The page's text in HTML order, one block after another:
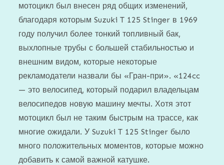
мотоцикл был внесен ряд общих изменений,
благодаря которым Suzuki T 125 Stinger в 1969
году получил более тонкий топливный бак,
выхлопные трубы с большей стабильностью и
внешним видом, которые некоторые
рекламодатели назвали бы «Гран-при». «124cc
— это велосипед, который подарил владельцам
велосипедов новую машину мечты. Хотя этот
мотоцикл был не таким быстрым на трассе, как
многие ожидали. У Suzuki T 125 Stinger было
много положительных моментов, которые можно
добавить к самой важной катушке.